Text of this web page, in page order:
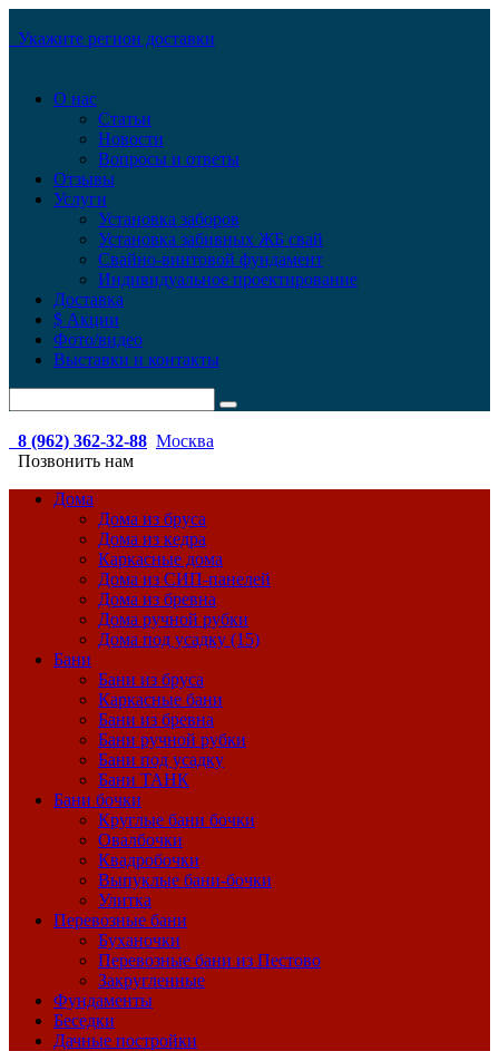
Укажите регион доставки
О нас
Статьи
Новости
Вопросы и ответы
Отзывы
Услуги
Установка заборов
Установка забивных ЖБ свай
Свайно-винтовой фундамент
Индивидуальное проектирование
Доставка
$ Акции
Фото/видео
Выставки и контакты
8 (962) 362-32-88 Москва
Позвонить нам
Дома
Дома из бруса
Дома из кедра
Каркасные дома
Дома из СИП-панелей
Дома из бревна
Дома ручной рубки
Дома под усадку (15)
Бани
Бани из бруса
Каркасные бани
Бани из бревна
Бани ручной рубки
Бани под усадку
Бани ТАНК
Бани бочки
Круглые бани бочки
Овалбочки
Квадробочки
Выпуклые бани-бочки
Улитка
Перевозные бани
Буханочки
Перевозные бани из Пестово
Закругленные
Фундаменты
Беседки
Дачные постройки